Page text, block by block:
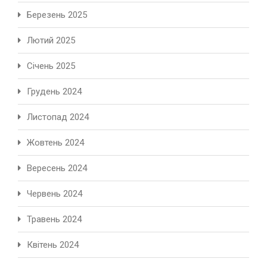
Березень 2025
Лютий 2025
Січень 2025
Грудень 2024
Листопад 2024
Жовтень 2024
Вересень 2024
Червень 2024
Травень 2024
Квітень 2024